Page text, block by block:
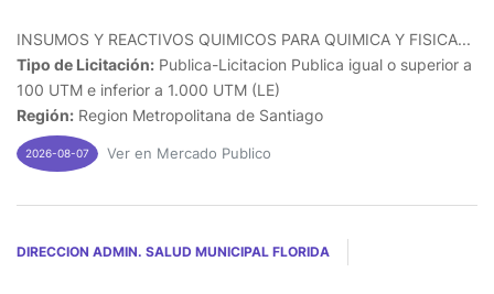
INSUMOS Y REACTIVOS QUIMICOS PARA QUIMICA Y FISICA...
Tipo de Licitación: Publica-Licitacion Publica igual o superior a
100 UTM e inferior a 1.000 UTM (LE)
Región: Region Metropolitana de Santiago
2026-08-07 Ver en Mercado Publico
DIRECCION ADMIN. SALUD MUNICIPAL FLORIDA